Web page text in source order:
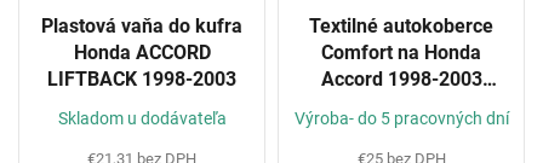
Plastová vaňa do kufra
Honda ACCORD
LIFTBACK 1998-2003
Skladom u dodávateľa
€21,31 bez DPH
Textilné autokoberce
Comfort na Honda
Accord 1998-2003
Výroba- do 5 pracovných dní
€25 bez DPH